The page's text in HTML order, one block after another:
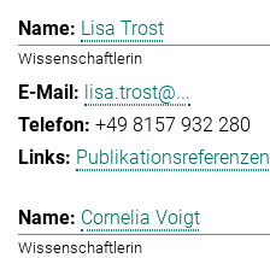
Lisa Trost
Wissenschaftlerin
lisa.trost@...
+49 8157 932 280
Publikationsreferenzen
Cornelia Voigt
Wissenschaftlerin